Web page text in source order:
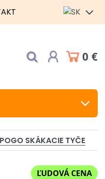
0 €
POGO SKÁKACIE TYČE
ĽUDOVÁ CENA